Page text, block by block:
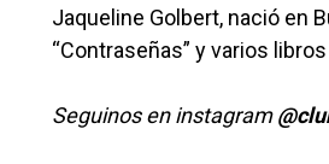
Jaqueline Golbert, nació en
“Contraseñas” y varios
Seguinos en instagram